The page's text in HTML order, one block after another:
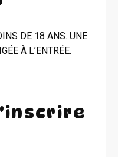
DE 18 ANS. UNE
À L’ENTRÉE.